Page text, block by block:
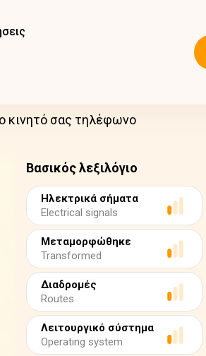
κινητό σας τηλέφωνο
Βασικός λεξιλόγιο
Ηλεκτρικά σήματα
Electrical signals
Μεταμορφώθηκε
Transformed
Διαδρομές
Routes
Λειτουργικό σύστημα
Operating system